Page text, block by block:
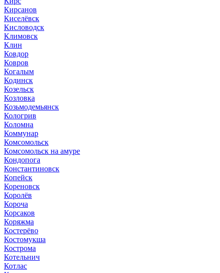
Кирсанов
Киселёвск
Кисловодск
Климовск
Клин
Ковдор
Ковров
Когалым
Кодинск
Козельск
Козловка
Козьмодемьянск
Кологрив
Коломна
Коммунар
Комсомольск
Комсомольск на амуре
Кондопога
Константиновск
Копейск
Кореновск
Королёв
Короча
Корсаков
Коряжма
Костерёво
Костомукша
Кострома
Котельнич
Котлас